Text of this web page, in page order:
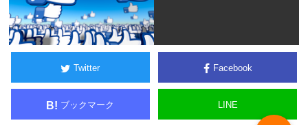
Twitter Facebook
B! ブックマーク LINE